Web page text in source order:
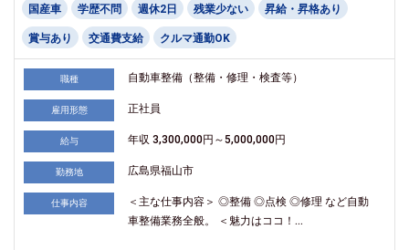
国産車 学歴不問 週休2日 残業少ない 昇給・昇格あり
賞与あり 交通費支給 クルマ通勤OK
職種 自動車整備（整備・修理・検査等）
雇用形態 正社員
給与 年収 3,300,000円～5,000,000円
勤務地 広島県福山市
仕事内容
＜主な仕事内容＞ ◎整備 ◎点検 ◎修理 など自動
車整備業務全般。 ＜魅力はココ！...